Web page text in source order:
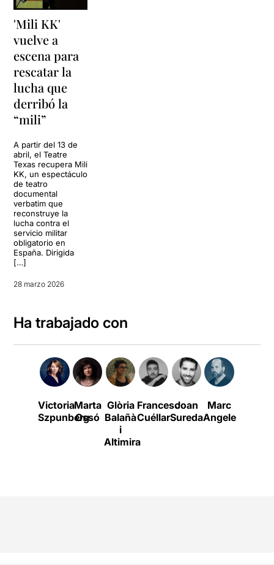
'Mili KK'
vuelve a
escena para
rescatar la
lucha que
derribó la
“mili”
A partir del 13 de
abril, el Teatre
Texas recupera Mili
KK, un espectáculo
de teatro
documental
verbatim que
reconstruye la
lucha contra el
servicio militar
obligatorio en
España. Dirigida
[…]
28 marzo 2026
Ha trabajado con
Victoria
Szpunberg
Marta
Ossó
Glòria
Balañà
i
Altimira
Francesc
Cuéllar
Joan
Sureda
Marc
Angelet